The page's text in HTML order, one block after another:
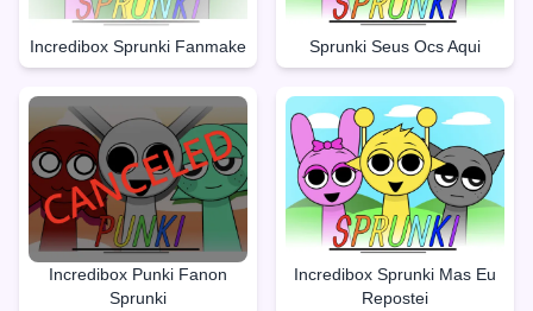
Incredibox Sprunki Fanmake Sprunki Seus Ocs Aqui
Incredibox Punki Fanon
Sprunki
Incredibox Sprunki Mas Eu
Repostei